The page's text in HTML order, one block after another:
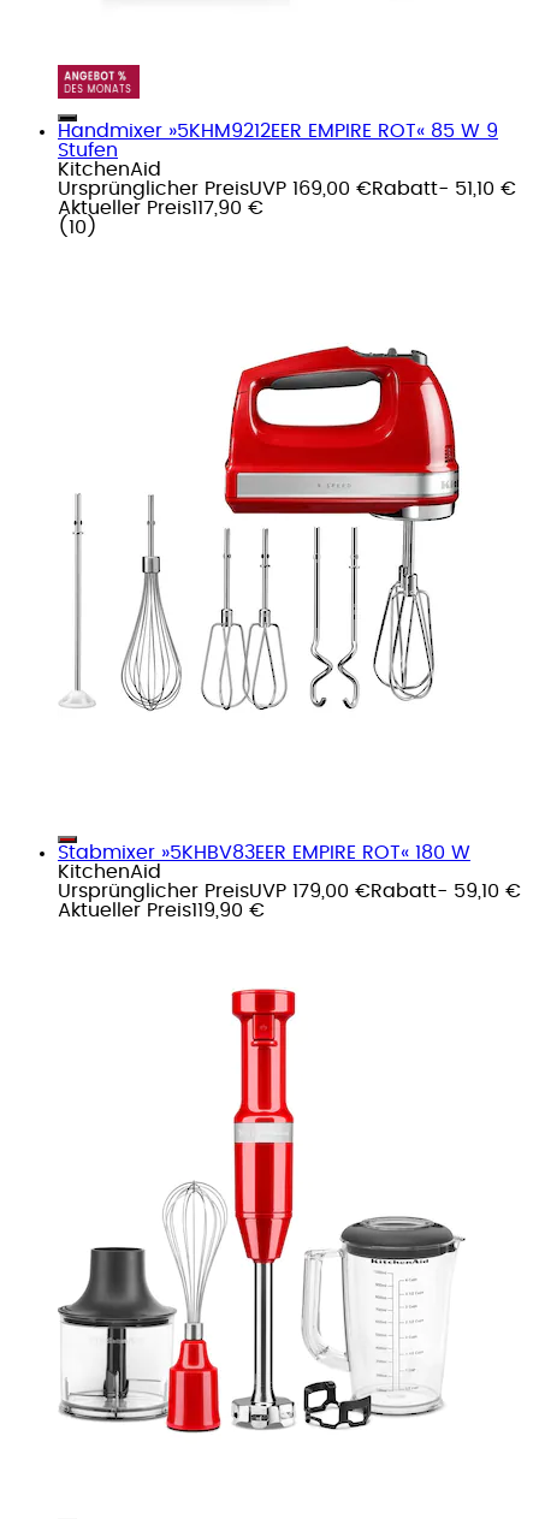
Handmixer »5KHM9212EER EMPIRE ROT« 85 W 9
Stufen
KitchenAid
Ursprünglicher PreisUVP 169,00 €Rabatt- 51,10 €
Aktueller Preis117,90 €
( 10 )
Stabmixer »5KHBV83EER EMPIRE ROT« 180 W
KitchenAid
Ursprünglicher PreisUVP 179,00 €Rabatt- 59,10 €
Aktueller Preis119,90 €